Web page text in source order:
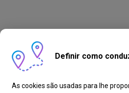
Definir como
As cookies são usadas para lhe